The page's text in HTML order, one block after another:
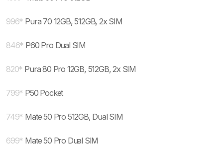
996* Pura 70 12GB, 512GB, 2x SIM
846* P60 Pro Dual SIM
820* Pura 80 Pro 12GB, 512GB, 2x SIM
799* P50 Pocket
749* Mate 50 Pro 512GB, Dual SIM
699* Mate 50 Pro Dual SIM